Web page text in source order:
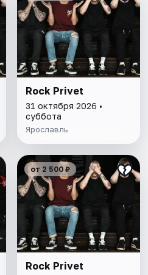
Rock Privet
31 октября 2026 •
суббота
Ярославль
от 2 500 ₽
Rock Privet